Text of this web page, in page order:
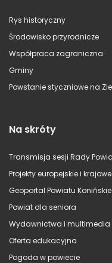
Rys historyczny
Środowisko przyrodnicze
Współpraca zagraniczna
Gminy
Powstanie styczniowe na
Na skróty
Transmisja sesji Rady
Projekty europejskie i krajowe
Geoportal Powiatu
Powiat dla seniora
Wydawnictwa i multimedia
Oferta edukacyjna
Pogoda w powiecie